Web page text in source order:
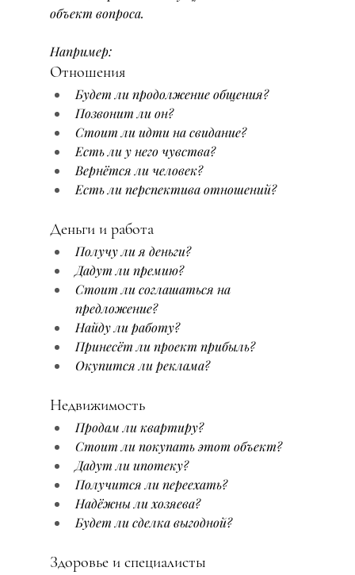
объект вопроса.
Например:
Отношения
Будет ли продолжение общения?
Позвонит ли он?
Стоит ли идти на свидание?
Есть ли у него чувства?
Вернётся ли человек?
Есть ли перспектива отношений?
Деньги и работа
Получу ли я деньги?
Дадут ли премию?
Стоит ли соглашаться на
предложение?
Найду ли работу?
Принесёт ли проект прибыль?
Окупится ли реклама?
Недвижимость
Продам ли квартиру?
Стоит ли покупать этот объект?
Дадут ли ипотеку?
Получится ли переехать?
Надёжны ли хозяева?
Будет ли сделка выгодной?
Здоровье и специалисты